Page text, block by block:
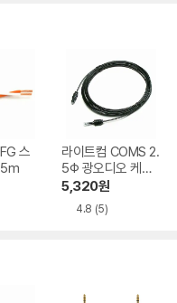
스
라이트컴 COMS 2.
5Φ 광오디오 케이
블(각/원)보급형 A
V0404, 5m
5,320원
4.8 (5)